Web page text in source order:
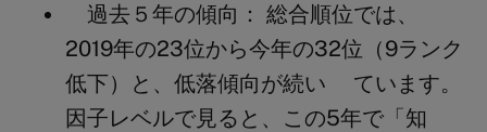
過去５年の傾向： 総合順位では、
2019年の23位から今年の32位（9ランク
低下）と、低落傾向が続い ています。
因子レベルで見ると、この5年で「知